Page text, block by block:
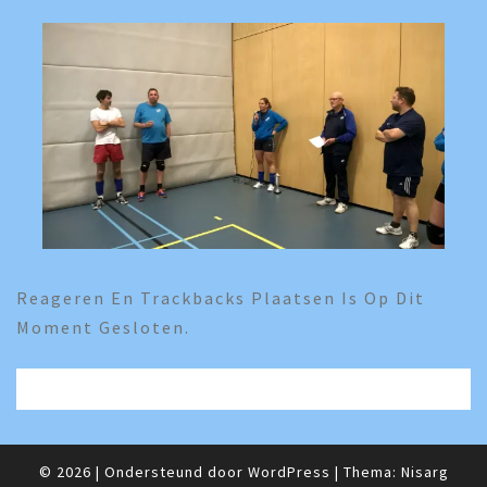
Reageren En Trackbacks Plaatsen Is Op Dit
Moment Gesloten.
© 2026 | Ondersteund door WordPress | Thema: Nisarg